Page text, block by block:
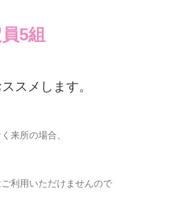
5組
スメします。
来所の場合、
利用いただけませんので